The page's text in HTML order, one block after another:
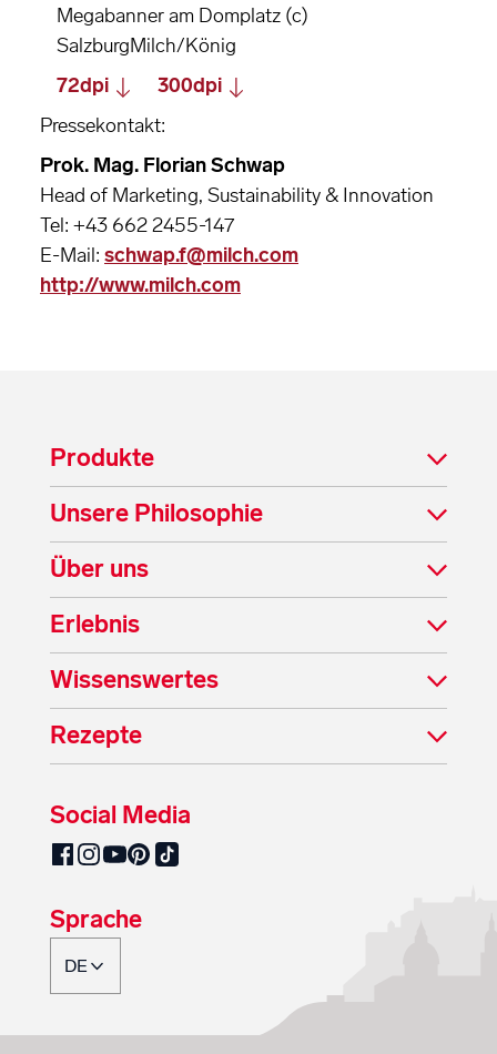
Megabanner am Domplatz (c)
SalzburgMilch/König
72dpi
300dpi
Pressekontakt:
Prok. Mag. Florian Schwap
Head of Marketing, Sustainability & Innovation
Tel: +43 662 2455-147
E-Mail: schwap.f@milch.com
http://www.milch.com
Produkte
Unsere Philosophie
Über uns
Erlebnis
Wissenswertes
Rezepte
Social Media
SalzburgMilch auf Facebook
SalzburgMilch auf Instagram
SalzburgMilch auf YouTube
SalzburgMilch auf Pinterest
SalzburgMilch auf TikTok
Sprache